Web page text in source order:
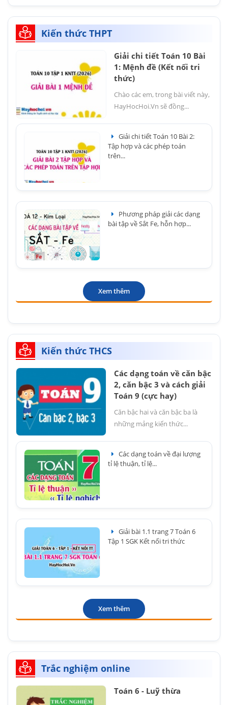
Kiến thức THPT
Giải chi tiết Toán 10 Bài
1: Mệnh đề (Kết nối tri
thức)
Chào các em, trong bài viết này,
HayHocHoi.Vn sẽ đồng...
Giải chi tiết Toán 10 Bài 2:
Tập hợp và các phép toán
trên...
Phương pháp giải các dạng
bài tập về Sắt Fe, hỗn hợp...
Xem thêm
Kiến thức THCS
Các dạng toán về căn bậc
2, căn bậc 3 và cách giải
Toán 9 (cực hay)
Căn bậc hai và căn bậc ba là
những mảng kiến thức...
Các dạng toán về đại lượng
tỉ lệ thuận, tỉ lệ...
Giải bài 1.1 trang 7 Toán 6
Tập 1 SGK Kết nối tri thức
Xem thêm
Trắc nghiệm online
Toán 6 - Luỹ thừa